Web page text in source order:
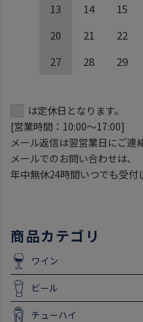
13
14 15
20
21 22
27
28 29
は定休日となります。
[営業時間：10:00～17:00]
メール返信は翌営業日にご連
メールでのお問い合わせは、
年中無休24時間いつでも受付
商品カテゴリ
ワイン
ビール
チューハイ